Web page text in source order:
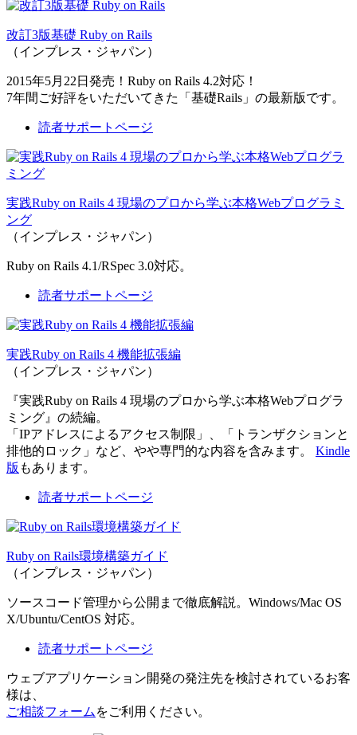
改訂3版基礎 Ruby on Rails
（インプレス・ジャパン）
2015年5月22日発売！Ruby on Rails 4.2対応！
7年間ご好評をいただいてきた「基礎Rails」の最新版です。
読者サポートページ
実践Ruby on Rails 4 現場のプロから学ぶ本格Webプログラミ
ング
（インプレス・ジャパン）
Ruby on Rails 4.1/RSpec 3.0対応。
読者サポートページ
実践Ruby on Rails 4 機能拡張編
（インプレス・ジャパン）
『実践Ruby on Rails 4 現場のプロから学ぶ本格Webプログラ
ミング』の続編。
「IPアドレスによるアクセス制限」、「トランザクションと
排他的ロック」など、やや専門的な内容を含みます。 Kindle
版 もあります。
読者サポートページ
Ruby on Rails環境構築ガイド
（インプレス・ジャパン）
ソースコード管理から公開まで徹底解説。Windows/Mac OS
X/Ubuntu/CentOS 対応。
読者サポートページ
ウェブアプリケーション開発の発注先を検討されているお客
様は、
ご相談フォーム をご利用ください。